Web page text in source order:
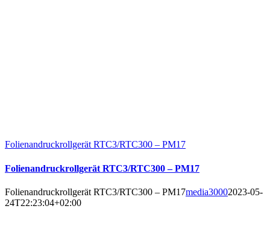
Folienandruckrollgerät RTC3/RTC300 – PM17
Folienandruckrollgerät RTC3/RTC300 – PM17
Folienandruckrollgerät RTC3/RTC300 – PM17media30002023-05-
24T22:23:04+02:00